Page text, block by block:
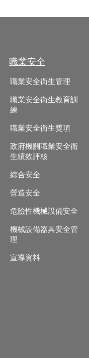
職業安全
職業安全衛生管理
職業安全衛生教育訓
練
職業安全衛生獎項
政府機關職業安全衛
生績效評核
綜合安全
營造安全
危險性機械設備安全
機械設備器具安全管
理
宣導資料